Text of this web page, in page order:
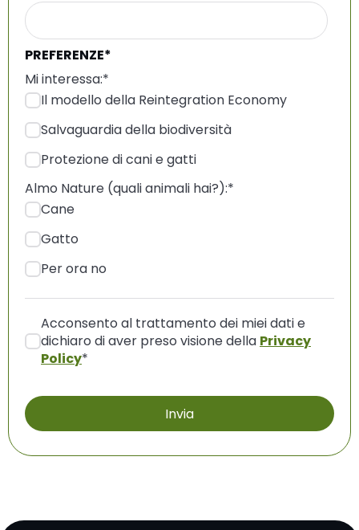
PREFERENZE*
Mi interessa:*
Il modello della Reintegration Economy
Salvaguardia della biodiversità
Protezione di cani e gatti
Almo Nature (quali animali hai?):*
Cane
Gatto
Per ora no
Acconsento al trattamento dei miei dati e
dichiaro di aver preso visione della Privacy
Policy*